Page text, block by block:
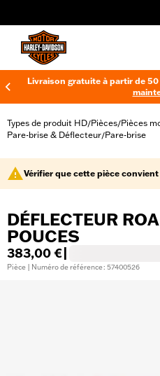
Livraison gratuite à partir de
Types de produit HD/Pièces/Pièces
Pare-brise & Déflecteur/Pare-brise
Vérifier que cette pièce convient
DÉFLECTEUR
POUCES
383,00 €
Pièce | Numéro de référence : 57400526